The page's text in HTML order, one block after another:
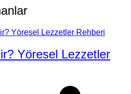
Yöresel Lezzetler